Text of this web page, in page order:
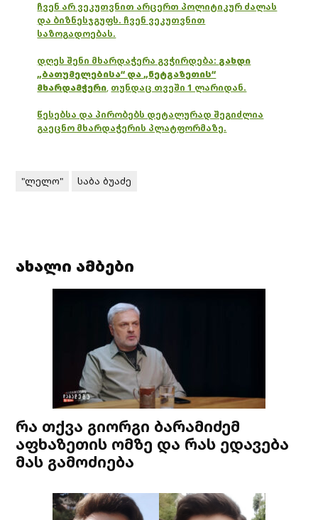
ჩვენ არ ვეკუთვნით არცერთ პოლიტიკურ ძალას
და ბიზნესჯგუფს. ჩვენ ვეკუთვნით
საზოგადოებას.
დღეს შენი მხარდაჭერა გვჭირდება: გახდი
„ბათუმელებისა“ და „ნეტგაზეთის“
მხარდამჭერი, თუნდაც თვეში 1 ლარიდან.
წესებსა და პირობებს დეტალურად შეგიძლია
გაეცნო მხარდაჭერის პლატფორმაზე.
"ლელო" საბა ბუაძე
ახალი ამბები
რა თქვა გიორგი ბარამიძემ
აფხაზეთის ომზე და რას ედავება
მას გამოძიება